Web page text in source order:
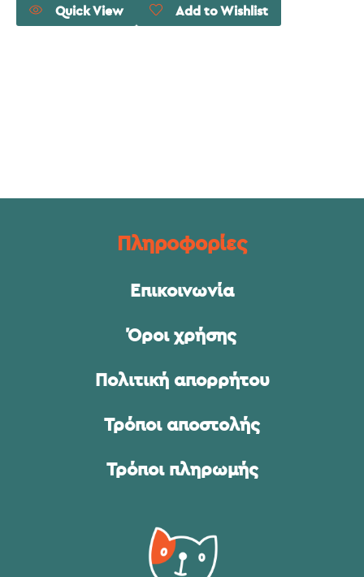
Quick View Add to Wishlist
Πληροφορίες
Επικοινωνία
Όροι χρήσης
Πολιτική απορρήτου
Τρόποι αποστολής
Τρόποι πληρωμής